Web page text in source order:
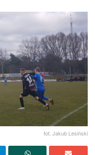
fot. Jakub Lesiński